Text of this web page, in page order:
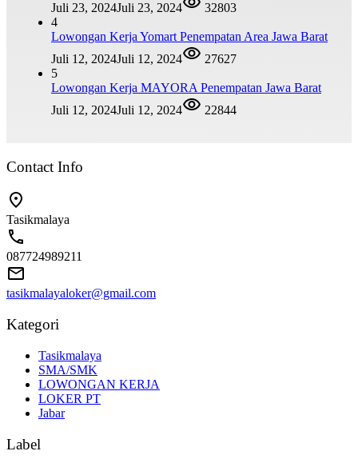
Juli 23, 2024Juli 23, 2024
32803
4
Lowongan Kerja Yomart Penempatan Area Jawa Barat
Juli 12, 2024Juli 12, 2024
27627
5
Lowongan Kerja MAYORA Penempatan Jawa Barat
Juli 12, 2024Juli 12, 2024 22844
Contact Info
Tasikmalaya
087724989211
tasikmalayaloker@gmail.com
Kategori
Tasikmalaya
SMA/SMK
LOWONGAN KERJA
LOKER PT
Jabar
Label